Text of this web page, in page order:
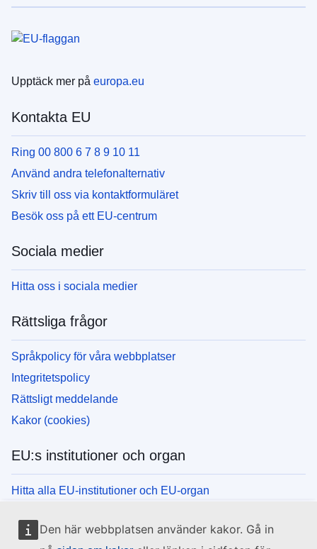
Den här webbplatsen använder kakor. Gå in
Upptäck mer på europa.eu
Kontakta EU
Ring 00 800 6 7 8 9 10 11
Använd andra telefonalternativ
Skriv till oss via kontaktformuläret
Besök oss på ett EU-centrum
Sociala medier
Hitta oss i sociala medier
Rättsliga frågor
Språkpolicy för våra webbplatser
Integritetspolicy
Rättsligt meddelande
Kakor (cookies)
EU:s institutioner och organ
Hitta alla EU-institutioner och EU-organ